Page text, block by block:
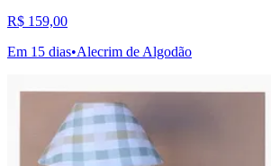
R$ 159,00
Em 15 dias•Alecrim de Algodão